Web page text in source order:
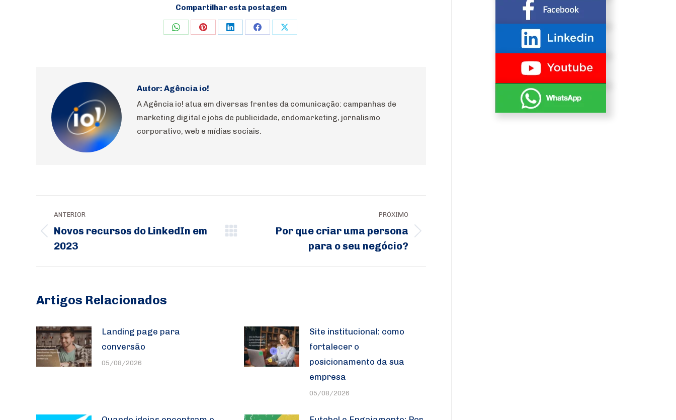
Compartilhar esta postagem
Share Share Share Share Share
Autor: Agência io!
A Agência io! atua em diversas frentes da comunicação: campanhas de
marketing digital e jobs de publicidade, endomarketing, jornalismo
corporativo, web e mídias sociais.
de
post:
ANTERIOR
Novos recursos do LinkedIn em
2023
PRÓXIMO
Por que criar uma persona
para o seu negócio?
Artigos Relacionados
Landing page para
conversão
05/08/2026
Site institucional: como
fortalecer o
posicionamento da sua
empresa
05/08/2026